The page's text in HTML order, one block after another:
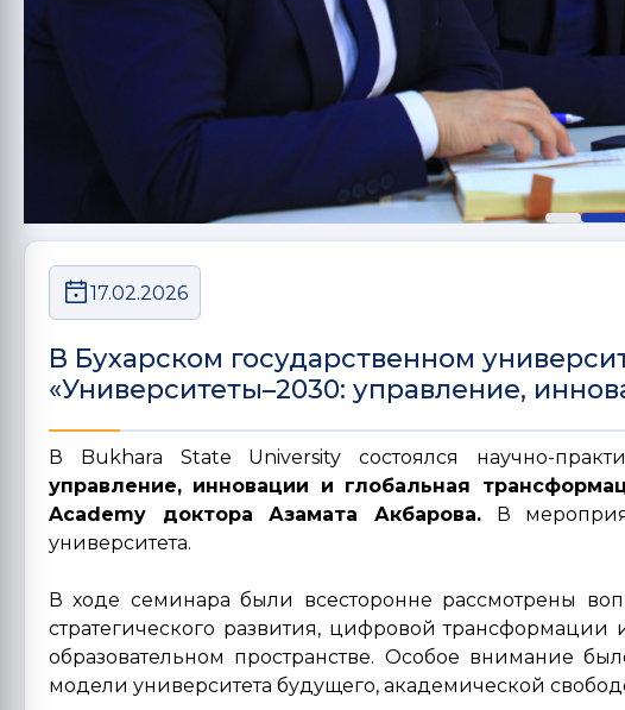
17.02.2026
В Бухарском государственном
«Университеты–2030: управление,
В Bukhara State University состоялся научно-
управление, инновации и глобальная
Academy доктора Азамата Акбарова. В
университета.
В ходе семинара были всесторонне рассмотрены
стратегического развития, цифровой
образовательном пространстве. Особое внимание
модели университета будущего, академической